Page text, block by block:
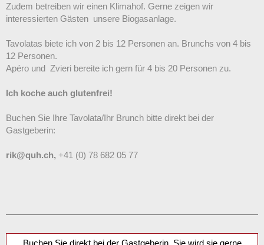
Zudem betreiben wir einen Klimahof. Gerne zeigen wir
interessierten Gästen unsere Biogasanlage.
Tavolatas biete ich von 2 bis 12 Personen an. Brunchs von 4 bis
12 Personen.
Apéro und Zvieri bereite ich gern für 4 bis 20 Personen zu.
Ich koche auch glutenfrei!
Buchen Sie Ihre Tavolata/Ihr Brunch bitte direkt bei der
Gastgeberin:
rik@quh.ch, +41 (0) 78 682 05 77
Buchen Sie direkt bei der Gastgeberin. Sie wird sie gerne